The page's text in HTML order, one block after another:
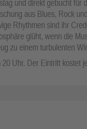
und direkt gebucht
aus Blues, Rock
Rhythmen sind ihr
glüht, wenn die
zu einem turbulenten
Uhr. Der Eintritt kostet